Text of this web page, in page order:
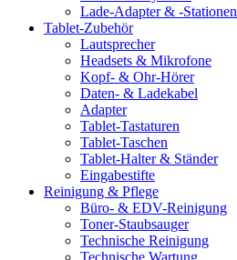
Lade-Adapter & -Stationen
Tablet-Zubehör
Lautsprecher
Headsets & Mikrofone
Kopf- & Ohr-Hörer
Daten- & Ladekabel
Adapter
Tablet-Tastaturen
Tablet-Taschen
Tablet-Halter & Ständer
Eingabestifte
Reinigung & Pflege
Büro- & EDV-Reinigung
Toner-Staubsauger
Technische Reinigung
Technische Wartung